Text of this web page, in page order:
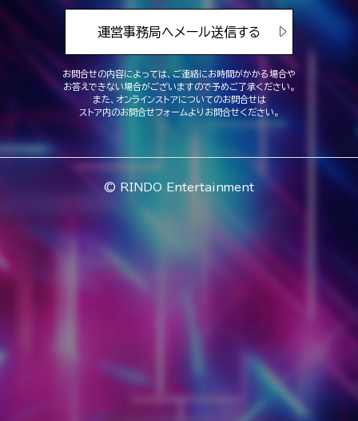
運営事務局へメール送信する
お問合せの内容によっては、ご連絡にお時間がかかる場合や
お答えできない場合がございますので予めご了承ください。
また、オンラインストアについてのお問合せは
ストア内のお問合せフォームよりお問合せください。
© RINDO Entertainment